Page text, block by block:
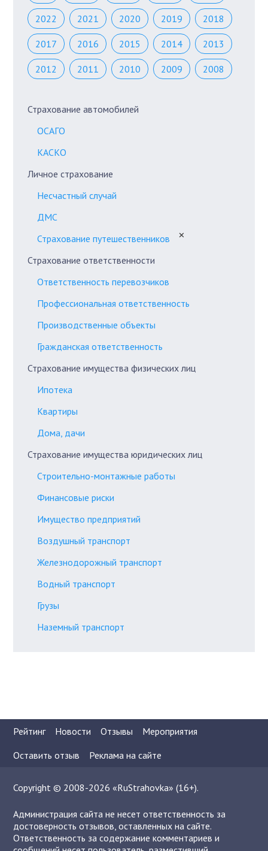
2022 2021 2020 2019 2018
2017 2016 2015 2014 2013
2012 2011 2010 2009 2008
Страхование автомобилей
ОСАГО
КАСКО
Личное страхование
Несчастный случай
ДМС
Страхование путешественников
✕
Страхование ответственности
Ответственность перевозчиков
Профессиональная ответственность
Производственные объекты
Гражданская ответственность
Страхование имущества физических лиц
Ипотека
Квартиры
Дома, дачи
Страхование имущества юридических лиц
Строительно-монтажные работы
Финансовые риски
Имущество предприятий
Воздушный транспорт
Железнодорожный транспорт
Водный транспорт
Грузы
Наземный транспорт
Рейтинг Новости Отзывы
Мероприятия
Оставить отзыв
Реклама на сайте
Copyright © 2008-2026 «RuStrahovka» (16+).
Администрация сайта не несет ответственность за
достоверность отзывов, оставленных на сайте.
Ответственность за содержание комментариев и